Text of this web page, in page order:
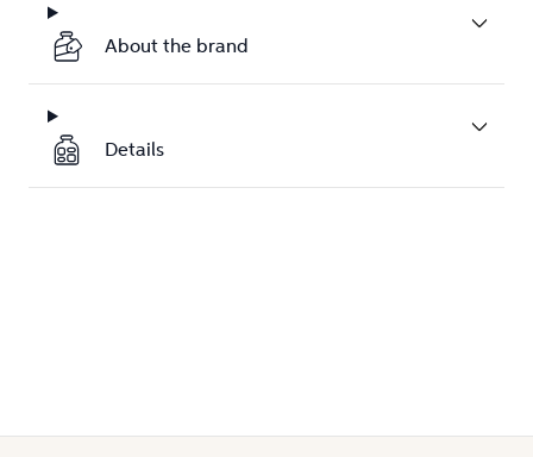
About the brand
Details